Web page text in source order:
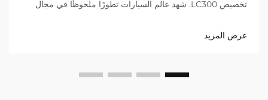
تخصيص LC300. شهد عالم السيارات تطورًا ملحوظًا في مجال
هذه الثورة. تُعد هذه السيارة الرائدة منصة مثالية للابتكار والتعديلات
حسب الطلب.
عرض المزيد